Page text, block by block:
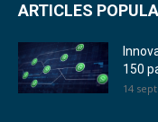
ARTICLES
150
14